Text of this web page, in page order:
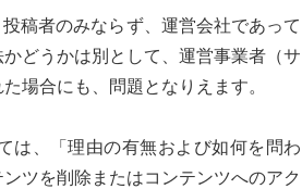
稿者のみならず、運営会社であって
どうかは別として、運営事業者（サ
場合にも、問題となりえます。
は、「理由の有無および如何を問わ
ツを削除またはコンテンツへのアク